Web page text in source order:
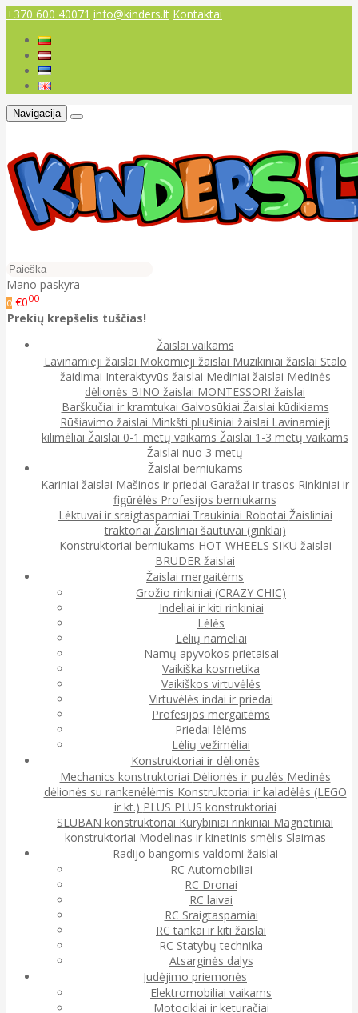
+370 600 40071 info@kinders.lt Kontaktai
Navigacija
Mano paskyra
0 €000
Prekių krepšelis tuščias!
Žaislai vaikams
Lavinamieji žaislai Mokomieji žaislai Muzikiniai žaislai Stalo
žaidimai Interaktyvūs žaislai Mediniai žaislai Medinės
dėlionės BINO žaislai MONTESSORI žaislai
Barškučiai ir kramtukai Galvosūkiai Žaislai kūdikiams
Rūšiavimo žaislai Minkšti pliušiniai žaislai Lavinamieji
kilimėliai Žaislai 0-1 metų vaikams Žaislai 1-3 metų vaikams
Žaislai nuo 3 metų
Žaislai berniukams
Kariniai žaislai Mašinos ir priedai Garažai ir trasos Rinkiniai ir
figūrėlės Profesijos berniukams
Lėktuvai ir sraigtasparniai Traukiniai Robotai Žaisliniai
traktoriai Žaisliniai šautuvai (ginklai)
Konstruktoriai berniukams HOT WHEELS SIKU žaislai
BRUDER žaislai
Žaislai mergaitėms
Grožio rinkiniai (CRAZY CHIC)
Indeliai ir kiti rinkiniai
Lėlės
Lėlių nameliai
Namų apyvokos prietaisai
Vaikiška kosmetika
Vaikiškos virtuvėlės
Virtuvėlės indai ir priedai
Profesijos mergaitėms
Priedai lėlėms
Lėlių vežimėliai
Konstruktoriai ir dėlionės
Mechanics konstruktoriai Dėlionės ir puzlės Medinės
dėlionės su rankenėlėmis Konstruktoriai ir kaladėlės (LEGO
ir kt.) PLUS PLUS konstruktoriai
SLUBAN konstruktoriai Kūrybiniai rinkiniai Magnetiniai
konstruktoriai Modelinas ir kinetinis smėlis Slaimas
Radijo bangomis valdomi žaislai
RC Automobiliai
RC Dronai
RC laivai
RC Sraigtasparniai
RC tankai ir kiti žaislai
RC Statybų technika
Atsarginės dalys
Judėjimo priemonės
Elektromobiliai vaikams
Motociklai ir keturačiai